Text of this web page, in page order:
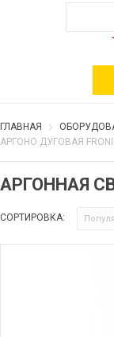
ГЛАВНАЯ
АРГОНО ДУГОВАЯ
АРГОННАЯ
СОРТИРОВКА: